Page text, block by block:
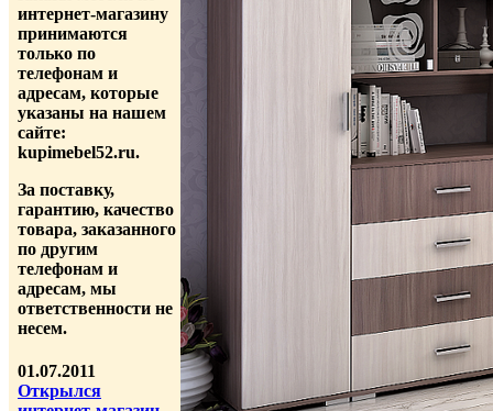
интернет-магазину
принимаются
только по
телефонам и
адресам, которые
указаны на нашем
сайте:
kupimebel52.ru.
За поставку,
гарантию, качество
товара, заказанного
по другим
телефонам и
адресам, мы
ответственности не
несем.
01.07.2011
Открылся